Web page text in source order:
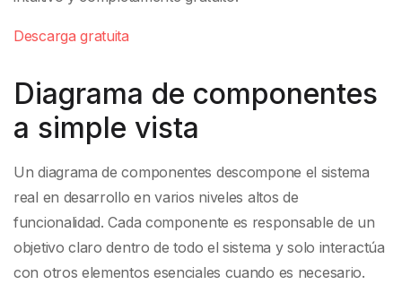
Descarga gratuita
Diagrama de componentes
a simple vista
Un diagrama de componentes descompone el sistema
real en desarrollo en varios niveles altos de
funcionalidad. Cada componente es responsable de un
objetivo claro dentro de todo el sistema y solo interactúa
con otros elementos esenciales cuando es necesario.